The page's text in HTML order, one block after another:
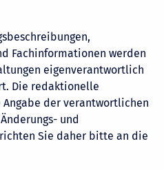
Fachinformationen werden
eigenverantwortlich
Die redaktionelle
der verantwortlichen
und
Sie daher bitte an die